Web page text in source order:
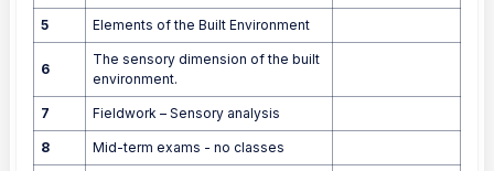
5 Elements of the Built Environment
6
The sensory dimension of the built
environment.
7 Fieldwork – Sensory analysis
8 Mid-term exams - no classes